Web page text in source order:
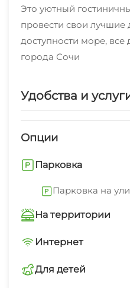
Это уютный
провести свои
доступности море, все
города Сочи
Удобства и
Опции
Парковка
Парковка на
На территории
Трансфер платно
Интернет Wi-Fi
Интернет
Wi-Fi интернет
Для детей